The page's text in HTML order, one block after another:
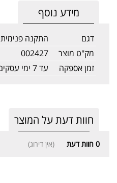
מידע נוסף
דגם
התקנה פנימית
מק"ט מוצר
002427
זמן אספקה
עד 7 ימי עסקים
חוות דעת על המוצר
0 חוות דעת (אין דירוג)